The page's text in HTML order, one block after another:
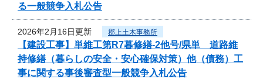
る一般競争入札公告
2026年2月16日更新 郡上土木事務所
【建設工事】単維工第R7暮修繕-2他号/県単 道路維
持修繕（暮らしの安全・安心確保対策）他（債務）工
事に関する事後審査型一般競争入札公告